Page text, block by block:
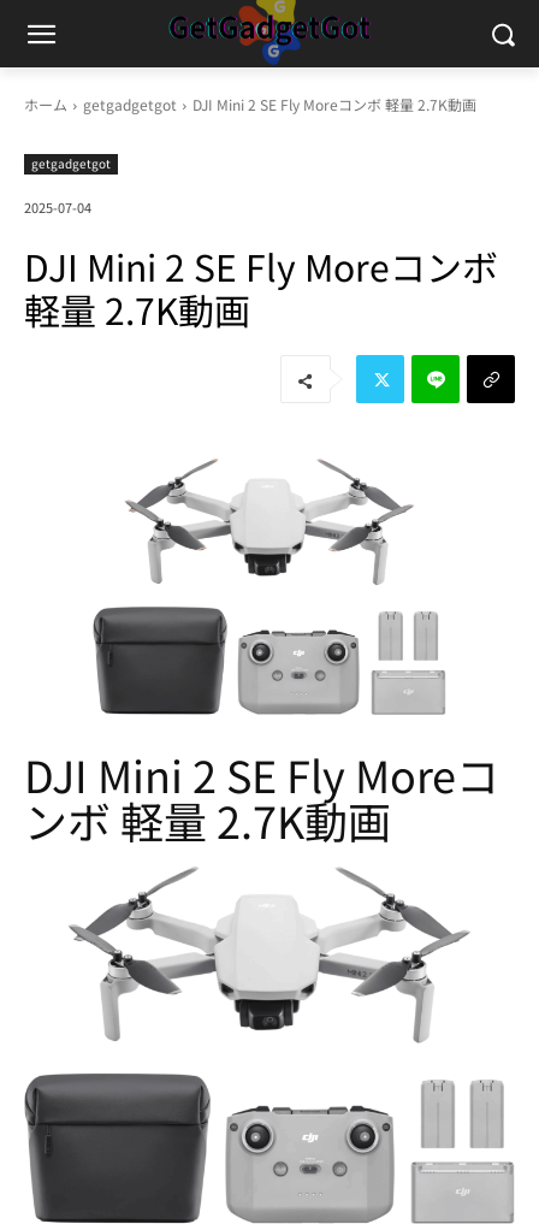
ホーム getgadgetgot DJI Mini 2 SE Fly Moreコンボ 軽量 2.7K動画
getgadgetgot
2025-07-04
DJI Mini 2 SE Fly Moreコンボ
軽量 2.7K動画
DJI Mini 2 SE Fly Moreコ
ンボ 軽量 2.7K動画